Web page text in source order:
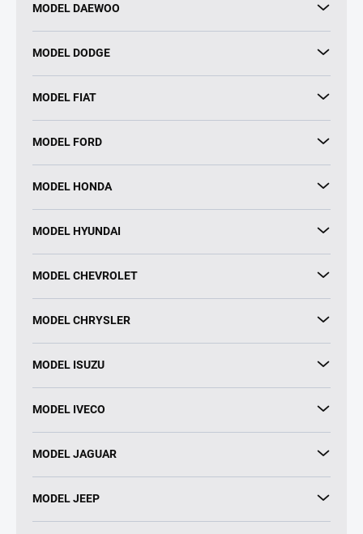
MODEL DAEWOO
MODEL DODGE
MODEL FIAT
MODEL FORD
MODEL HONDA
MODEL HYUNDAI
MODEL CHEVROLET
MODEL CHRYSLER
MODEL ISUZU
MODEL IVECO
MODEL JAGUAR
MODEL JEEP